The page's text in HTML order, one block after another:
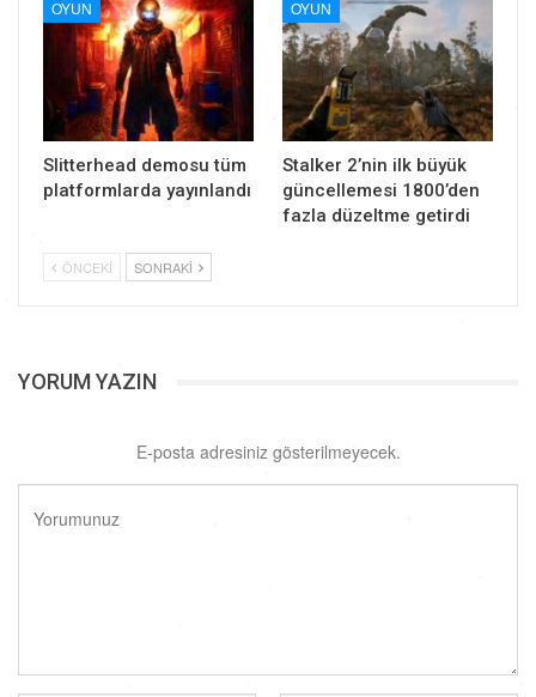
OYUN
Slitterhead demosu tüm
platformlarda yayınlandı
OYUN
Stalker 2’nin ilk büyük
güncellemesi 1800’den
fazla düzeltme getirdi
ÖNCEKI SONRAKI
YORUM YAZIN
E-posta adresiniz gösterilmeyecek.